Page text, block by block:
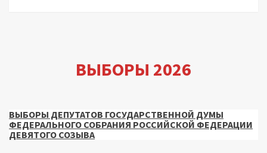
ВЫБОРЫ 2026
ВЫБОРЫ ДЕПУТАТОВ ГОСУДАРСТВЕННОЙ ДУМЫ
ФЕДЕРАЛЬНОГО СОБРАНИЯ РОССИЙСКОЙ ФЕДЕРАЦИИ
ДЕВЯТОГО СОЗЫВА